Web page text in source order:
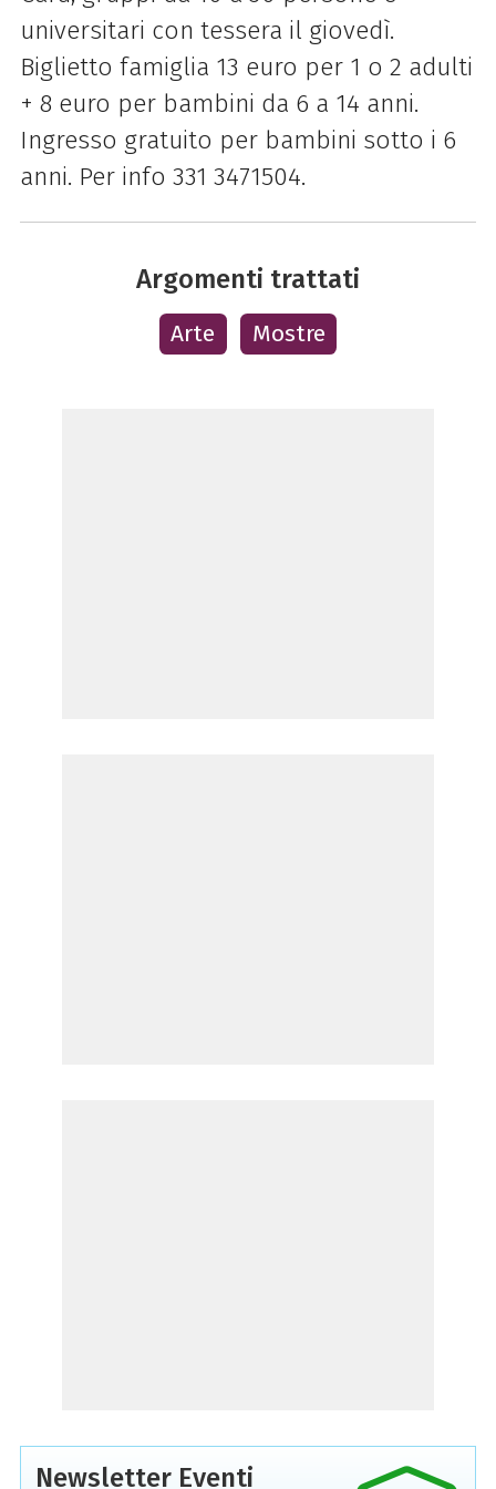
universitari con tessera il giovedì.
Biglietto famiglia 13 euro per 1 o 2 adulti
+ 8 euro per bambini da 6 a 14 anni.
Ingresso gratuito per bambini sotto i 6
anni. Per info 331 3471504.
Argomenti trattati
Arte Mostre
Newsletter Eventi